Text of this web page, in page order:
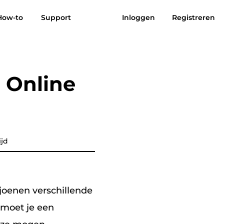
MP3
to Support Inloggen Registreren
Reviews Download gratis Nu bestellen
Online
verschillende
je een